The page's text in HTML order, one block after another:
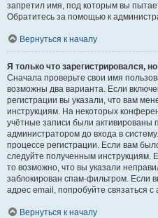
запретил имя, под которым вы
Обратитесь за помощью к
Вернуться к началу
Я только что зарегистрировался,
Сначала проверьте свои имя
возможны два варианта. Если
регистрации вы указали, что вам
инструкциям. На некоторых
учётные записи были активированы
администратором до входа в
процессе регистрации. Если вам
следуйте полученным инструкциям.
то возможно, что вы указали
заблокирован спам-фильтром. Если
адрес email, попробуйте связаться
Вернуться к началу